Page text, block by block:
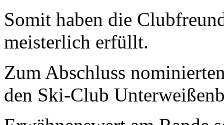
Somit haben die
meisterlich erfüllt.
Zum Abschluss
den Ski-Club